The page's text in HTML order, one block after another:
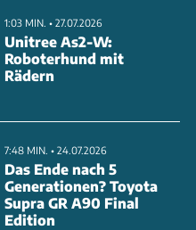
Der Preis startet bei
mit 140 PS
zeigen wir alle Details
moderner
1:03 MIN. • 27.07.2026
Unitree As2-W:
Roboterhund mit
Rädern
7:48 MIN. • 24.07.2026
Das Ende nach 5
Generationen? Toyota
Supra GR A90 Final
Edition